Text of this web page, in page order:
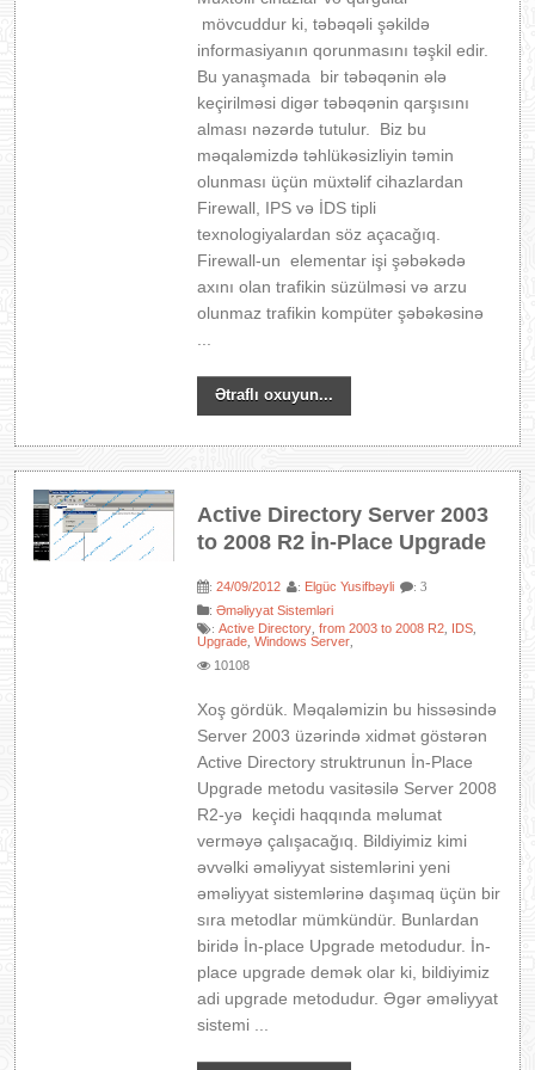
mövcuddur ki, təbəqəli şəkildə
informasiyanın qorunmasını təşkil edir.
Bu yanaşmada bir təbəqənin ələ
keçirilməsi digər təbəqənin qarşısını
alması nəzərdə tutulur. Biz bu
məqaləmizdə təhlükəsizliyin təmin
olunması üçün müxtəlif cihazlardan
Firewall, IPS və İDS tipli
texnologiyalardan söz açacağıq.
Firewall-un elementar işi şəbəkədə
axını olan trafikin süzülməsi və arzu
olunmaz trafikin kompüter şəbəkəsinə
Ətraflı oxuyun...
Active Directory Server 2003
to 2008 R2 İn-Place Upgrade
:24/09/2012 : Elgüc Yusifbəyli : 3
:Əməliyyat Sistemləri
:Active Directory ,from 2003 to 2008 R2 IDS
Upgrade ,Windows Server
10108
Xoş gördük. Məqaləmizin bu hissəsində
Server 2003 üzərində xidmət göstərən
Active Directory struktrunun İn-Place
Upgrade metodu vasitəsilə Server 2008
R2-yə keçidi haqqında məlumat
verməyə çalışacağıq. Bildiyimiz kimi
əvvəlki əməliyyat sistemlərini yeni
əməliyyat sistemlərinə daşımaq üçün bir
sıra metodlar mümkündür. Bunlardan
biridə İn-place Upgrade metodudur. İn-
place upgrade demək olar ki, bildiyimiz
adi upgrade metodudur. Əgər əməliyyat
sistemi ...